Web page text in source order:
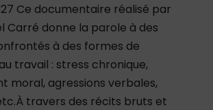
Ce documentaire réalisé par
Carré donne la parole à des
à des formes de
travail : stress chronique,
moral, agressions verbales,
travers des récits bruts et